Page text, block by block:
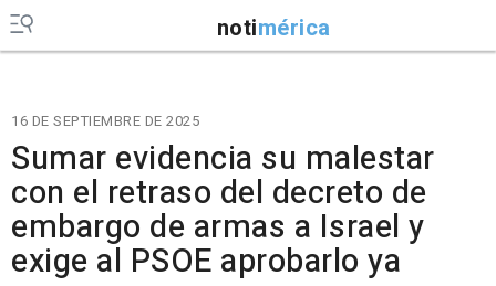
notimérica
16 DE SEPTIEMBRE DE 2025
Sumar evidencia su malestar
con el retraso del decreto de
embargo de armas a Israel y
exige al PSOE aprobarlo ya